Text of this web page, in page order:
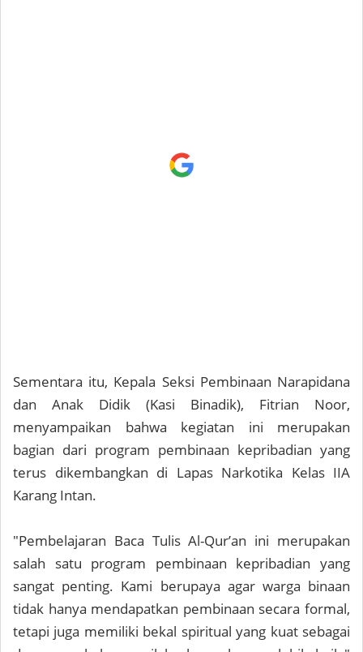
Sementara itu, Kepala Seksi Pembinaan Narapidana
dan Anak Didik (Kasi Binadik), Fitrian Noor,
menyampaikan bahwa kegiatan ini merupakan
bagian dari program pembinaan kepribadian yang
terus dikembangkan di Lapas Narkotika Kelas IIA
Karang Intan.
"Pembelajaran Baca Tulis Al-Qur’an ini merupakan
salah satu program pembinaan kepribadian yang
sangat penting. Kami berupaya agar warga binaan
tidak hanya mendapatkan pembinaan secara formal,
tetapi juga memiliki bekal spiritual yang kuat sebagai